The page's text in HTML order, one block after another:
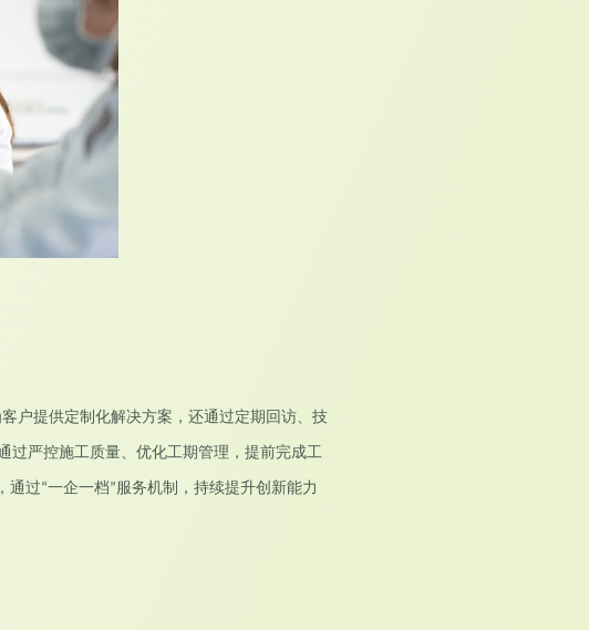
户提供定制化解决方案，还通过定期回访、技
过严控施工质量、优化工期管理，提前完成工
通过“一企一档”服务机制，持续提升创新能力